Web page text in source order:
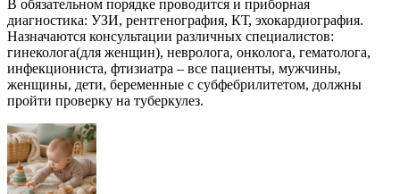
В обязательном порядке проводится и приборная
диагностика: УЗИ, рентгенография, КТ, эхокардиография.
Назначаются консультации различных специалистов:
гинеколога(для женщин), невролога, онколога, гематолога,
инфекциониста, фтизиатра – все пациенты, мужчины,
женщины, дети, беременные с субфебрилитетом, должны
пройти проверку на туберкулез.